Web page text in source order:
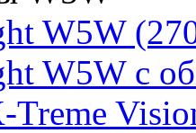
W5W
W5W с
Treme